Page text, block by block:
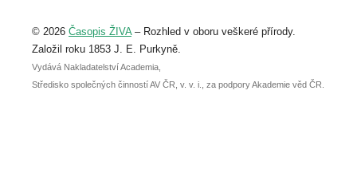
abstraktu přihlášené přednášky nebo
posteru je už 30. června.
© 2026 Časopis ŽIVA– Rozhled v oboru veškeré přírody.
Založil roku 1853 J. E. Purkyně.
Vydává Nakladatelství Academia,
Středisko společných činností AV ČR, v. v. i., za podpory Akademie věd ČR.